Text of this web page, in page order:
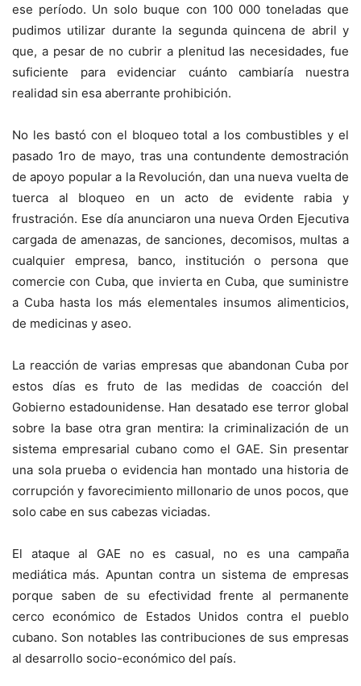
ese período. Un solo buque con 100 000 toneladas que
pudimos utilizar durante la segunda quincena de abril y
que, a pesar de no cubrir a plenitud las necesidades, fue
suficiente para evidenciar cuánto cambiaría nuestra
realidad sin esa aberrante prohibición.
No les bastó con el bloqueo total a los combustibles y el
pasado 1ro de mayo, tras una contundente demostración
de apoyo popular a la Revolución, dan una nueva vuelta de
tuerca al bloqueo en un acto de evidente rabia y
frustración. Ese día anunciaron una nueva Orden Ejecutiva
cargada de amenazas, de sanciones, decomisos, multas a
cualquier empresa, banco, institución o persona que
comercie con Cuba, que invierta en Cuba, que suministre
a Cuba hasta los más elementales insumos alimenticios,
de medicinas y aseo.
La reacción de varias empresas que abandonan Cuba por
estos días es fruto de las medidas de coacción del
Gobierno estadounidense. Han desatado ese terror global
sobre la base otra gran mentira: la criminalización de un
sistema empresarial cubano como el GAE. Sin presentar
una sola prueba o evidencia han montado una historia de
corrupción y favorecimiento millonario de unos pocos, que
solo cabe en sus cabezas viciadas.
El ataque al GAE no es casual, no es una campaña
mediática más. Apuntan contra un sistema de empresas
porque saben de su efectividad frente al permanente
cerco económico de Estados Unidos contra el pueblo
cubano. Son notables las contribuciones de sus empresas
al desarrollo socio-económico del país.